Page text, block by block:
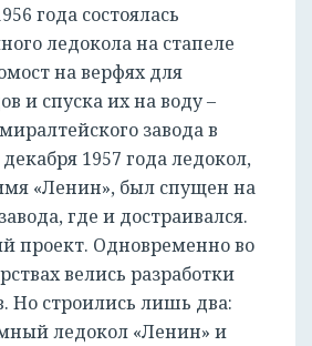
года состоялась
ледокола на стапеле
на верфях для
и спуска их на воду –
завода в
1957 года ледокол,
«Ленин», был спущен на
где и достраивался.
проект. Одновременно во
велись разработки
Но строились лишь два:
ледокол «Ленин» и